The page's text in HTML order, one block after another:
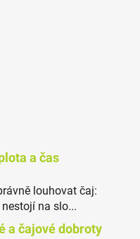
a čas
louhovat čaj:
na slo...
a čajové dobroty